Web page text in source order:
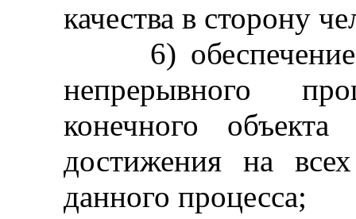
качества в сторону
6) обеспечение
непрерывного
конечного объекта
достижения на
данного процесса;